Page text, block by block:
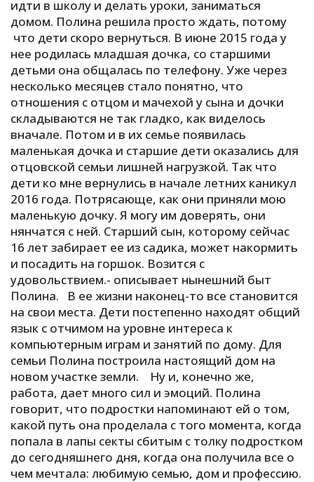
идти в школу и делать уроки, заниматься
домом. Полина решила просто ждать, потому
что дети скоро вернуться. В июне 2015 года у
нее родилась младшая дочка, со старшими
детьми она общалась по телефону. Уже через
несколько месяцев стало понятно, что
отношения с отцом и мачехой у сына и дочки
складываются не так гладко, как виделось
вначале. Потом и в их семье появилась
маленькая дочка и старшие дети оказались для
отцовской семьи лишней нагрузкой. Так что
дети ко мне вернулись в начале летних каникул
2016 года. Потрясающе, как они приняли мою
маленькую дочку. Я могу им доверять, они
нянчатся с ней. Старший сын, которому сейчас
16 лет забирает ее из садика, может накормить
и посадить на горшок. Возится с
удовольствием.- описывает нынешний быт
Полина. В ее жизни наконец-то все становится
на свои места. Дети постепенно находят общий
язык с отчимом на уровне интереса к
компьютерным играм и занятий по дому. Для
семьи Полина построила настоящий дом на
новом участке земли. Ну и, конечно же,
работа, дает много сил и эмоций. Полина
говорит, что подростки напоминают ей о том,
какой путь она проделала с того момента, когда
попала в лапы секты сбитым с толку подростком
до сегодняшнего дня, когда она получила все о
чем мечтала: любимую семью, дом и профессию.